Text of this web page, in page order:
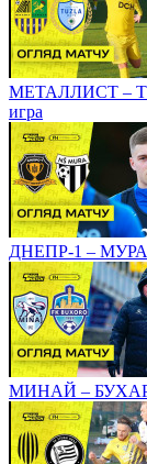
МЕТАЛЛИСТ –
игра
ДНЕПР-1 – МУРА.
МИНАЙ – БУХАРА.